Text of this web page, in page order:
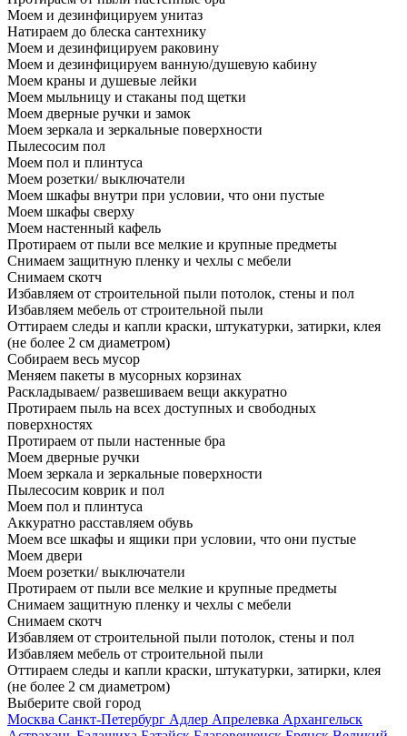
Моем и дезинфицируем унитаз
Натираем до блеска сантехнику
Моем и дезинфицируем раковину
Моем и дезинфицируем ванную/душевую кабину
Моем краны и душевые лейки
Моем мыльницу и стаканы под щетки
Моем дверные ручки и замок
Моем зеркала и зеркальные поверхности
Пылесосим пол
Моем пол и плинтуса
Моем розетки/ выключатели
Моем шкафы внутри при условии, что они пустые
Моем шкафы сверху
Моем настенный кафель
Протираем от пыли все мелкие и крупные предметы
Снимаем защитную пленку и чехлы с мебели
Снимаем скотч
Избавляем от строительной пыли потолок, стены и пол
Избавляем мебель от строительной пыли
Оттираем следы и капли краски, штукатурки, затирки, клея
(не более 2 см диаметром)
Собираем весь мусор
Меняем пакеты в мусорных корзинах
Раскладываем/ развешиваем вещи аккуратно
Протираем пыль на всех доступных и свободных
поверхностях
Протираем от пыли настенные бра
Моем дверные ручки
Моем зеркала и зеркальные поверхности
Пылесосим коврик и пол
Моем пол и плинтуса
Аккуратно расставляем обувь
Моем все шкафы и ящики при условии, что они пустые
Моем двери
Моем розетки/ выключатели
Протираем от пыли все мелкие и крупные предметы
Снимаем защитную пленку и чехлы с мебели
Снимаем скотч
Избавляем от строительной пыли потолок, стены и пол
Избавляем мебель от строительной пыли
Оттираем следы и капли краски, штукатурки, затирки, клея
(не более 2 см диаметром)
Выберите свой город
Москва Санкт-Петербург Адлер Апрелевка Архангельск